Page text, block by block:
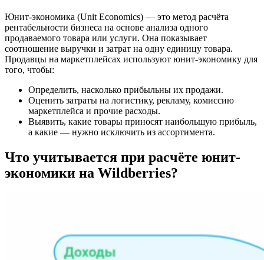
Юнит-экономика (Unit Economics) — это метод расчёта
рентабельности бизнеса на основе анализа одного
продаваемого товара или услуги. Она показывает
соотношение выручки и затрат на одну единицу товара.
Продавцы на маркетплейсах используют юнит-экономику для
того, чтобы:
Определить, насколько прибыльны их продажи.
Оценить затраты на логистику, рекламу, комиссию
маркетплейса и прочие расходы.
Выявить, какие товары приносят наибольшую прибыль,
а какие — нужно исключить из ассортимента.
Что учитывается при расчёте юнит-
экономики на Wildberries?